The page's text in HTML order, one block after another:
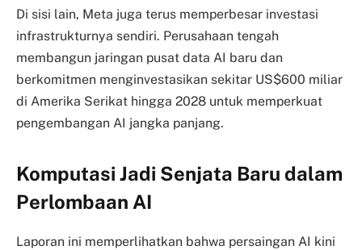
Di sisi lain, Meta juga terus memperbesar investasi
infrastrukturnya sendiri. Perusahaan tengah
membangun jaringan pusat data AI baru dan
berkomitmen menginvestasikan sekitar US$600 miliar
di Amerika Serikat hingga 2028 untuk memperkuat
pengembangan AI jangka panjang.
Komputasi Jadi Senjata Baru dalam
Perlombaan AI
Laporan ini memperlihatkan bahwa persaingan AI kini